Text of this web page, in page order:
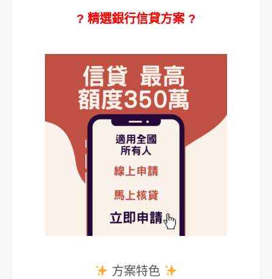
? 精選銀行信貸方案 ?
方案特色